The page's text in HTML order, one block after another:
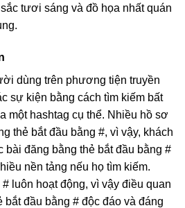
tươi sáng và đồ họa nhất quán
dùng trên phương tiện truyền
sự kiện bằng cách tìm kiếm bất
một hashtag cụ thể. Nhiều hồ sơ
thẻ bắt đầu bằng #, vì vậy, khách
bài đăng bằng thẻ bắt đầu bằng #
nền tảng nếu họ tìm kiếm.
luôn hoạt động, vì vậy điều quan
bắt đầu bằng # độc đáo và đáng